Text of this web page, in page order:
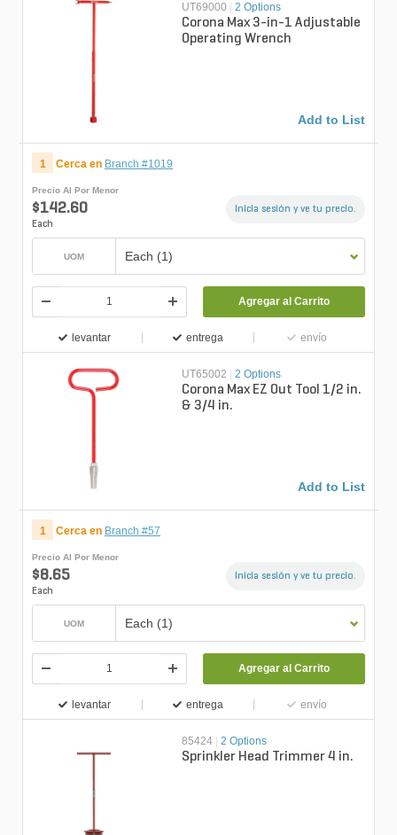
UT69000 2 Options
Corona Max 3-in-1 Adjustable
Operating Wrench
Add to List
1 Cerca en Branch #1019
Precio Al Por Menor
$142.60
Each
Inicia sesión y ve tu precio.
UOM Each (1)
Agregar al Carrito
levantar entrega envío
UT65002 2 Options
Corona Max EZ Out Tool 1/2 in.
& 3/4 in.
Add to List
1 Cerca en Branch #57
Precio Al Por Menor
$8.65
Each
Inicia sesión y ve tu precio.
UOM Each (1)
Agregar al Carrito
levantar entrega envío
85424 2 Options
Sprinkler Head Trimmer 4 in.